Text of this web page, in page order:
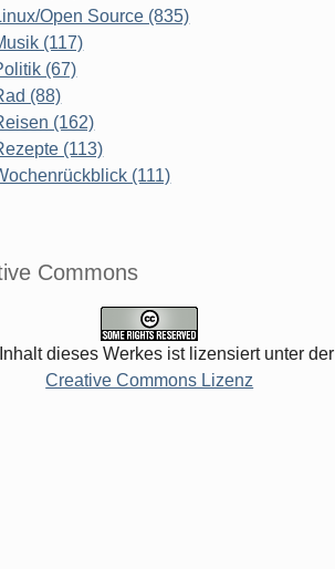
Open Source (835)
(117)
(67)
(88)
(162)
(113)
(111)
Commons
dieses Werkes ist lizensiert unter der
Creative Commons Lizenz